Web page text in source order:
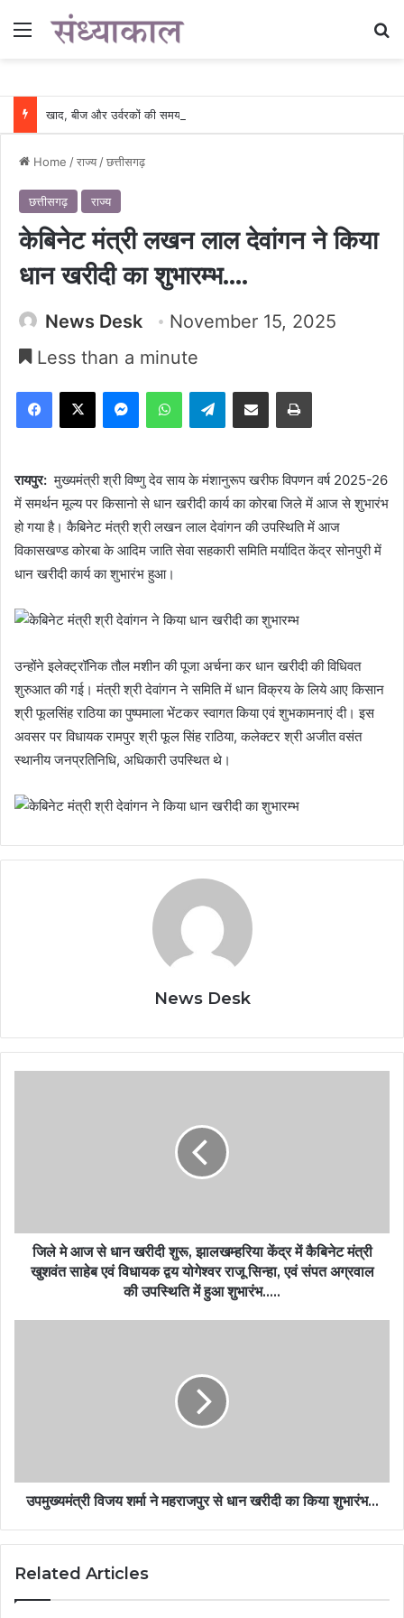
Menu
Home /राज्य /छत्तीसगढ़
छत्तीसगढ़ राज्य
केबिनेट मंत्री लखन लाल देवांगन ने किया
धान खरीदी का शुभारम्भ….
News Desk
November 15, 2025
Less than a minute
Facebook
X MessengerWhatsAppTelegramShare via Email Print
रायपुर:मुख्यमंत्री श्री विष्णु देव साय के मंशानुरूप खरीफ विपणन वर्ष 2025-26
में समर्थन मूल्य पर किसानो से धान खरीदी कार्य का कोरबा जिले में आज से शुभारंभ
हो गया है। कैबिनेट मंत्री श्री लखन लाल देवांगन की उपस्थिति में आज
विकासखण्ड कोरबा के आदिम जाति सेवा सहकारी समिति मर्यादित केंद्र सोनपुरी में
धान खरीदी कार्य का शुभारंभ हुआ।
उन्होंने इलेक्ट्रॉनिक तौल मशीन की पूजा अर्चना कर धान खरीदी की विधिवत
शुरुआत की गई। मंत्री श्री देवांगन ने समिति में धान विक्रय के लिये आए किसान
श्री फूलसिंह राठिया का पुष्पमाला भेंटकर स्वागत किया एवं शुभकामनाएं दी। इस
अवसर पर विधायक रामपुर श्री फूल सिंह राठिया, कलेक्टर श्री अजीत वसंत
स्थानीय जनप्रतिनिधि, अधिकारी उपस्थित थे।
News Desk
जिले मे आज से धान खरीदी शुरू, झालखम्हरिया केंद्र में कैबिनेट मंत्री
खुशवंत साहेब एवं विधायक द्वय योगेश्वर राजू सिन्हा, एवं संपत अग्रवाल
की उपस्थिति में हुआ शुभारंभ…..
उपमुख्यमंत्री विजय शर्मा ने महराजपुर से धान खरीदी का किया शुभारंभ…
Related Articles